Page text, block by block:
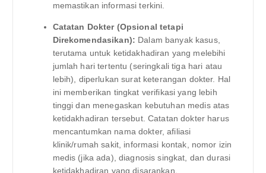
memastikan informasi terkini.
Catatan Dokter (Opsional tetapi
Direkomendasikan): Dalam banyak kasus,
terutama untuk ketidakhadiran yang melebihi
jumlah hari tertentu (seringkali tiga hari atau
lebih), diperlukan surat keterangan dokter. Hal
ini memberikan tingkat verifikasi yang lebih
tinggi dan menegaskan kebutuhan medis atas
ketidakhadiran tersebut. Catatan dokter harus
mencantumkan nama dokter, afiliasi
klinik/rumah sakit, informasi kontak, nomor izin
medis (jika ada), diagnosis singkat, dan durasi
ketidakhadiran yang disarankan.